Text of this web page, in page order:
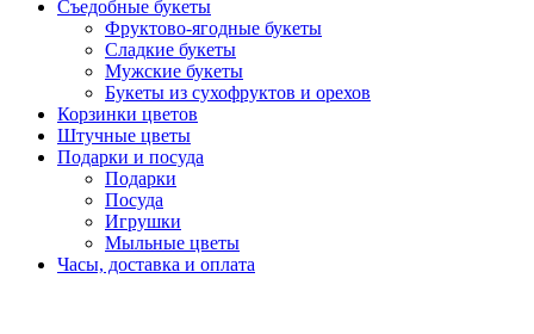
Съедобные букеты
Фруктово-ягодные букеты
Сладкие букеты
Мужские букеты
Букеты из сухофруктов и орехов
Корзинки цветов
Штучные цветы
Подарки и посуда
Подарки
Посуда
Игрушки
Мыльные цветы
Часы, доставка и оплата